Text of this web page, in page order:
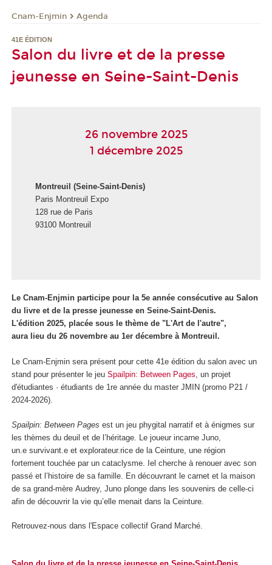
Cnam-Enjmin Agenda
41E ÉDITION
Salon du livre et de la presse
jeunesse en Seine-Saint-Denis
26 novembre 2025
1 décembre 2025
Montreuil (Seine-Saint-Denis)
Paris Montreuil Expo
128 rue de Paris
93100 Montreuil
Le Cnam-Enjmin participe pour la 5e année consécutive au Salon
du livre et de la presse jeunesse en Seine-Saint-Denis.
L'édition 2025, placée sous le thème de "L'Art de l'autre",
aura lieu du 26 novembre au 1er décembre à Montreuil.
Le Cnam-Enjmin sera présent pour cette 41e édition du salon avec un
stand pour présenter le jeu Spailpin: Between Pages, un projet
d'étudiantes · étudiants de 1re année du master JMIN (promo P21 /
2024-2026).
Spailpin: Between Pages est un jeu phygital narratif et à énigmes sur
les thèmes du deuil et de l’héritage. Le joueur incarne Juno,
un.e survivant.e et explorateur.rice de la Ceinture, une région
fortement touchée par un cataclysme. Iel cherche à renouer avec son
passé et l’histoire de sa famille. En découvrant le carnet et la maison
de sa grand-mère Audrey, Juno plonge dans les souvenirs de celle-ci
afin de découvrir la vie qu’elle menait dans la Ceinture.
Retrouvez-nous dans l'Espace collectif Grand Marché.